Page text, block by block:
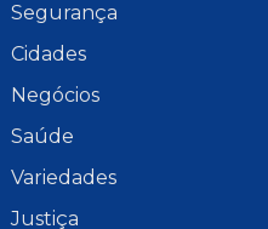
Segurança
Cidades
Negócios
Saúde
Variedades
Justiça